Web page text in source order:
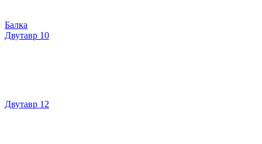
Балка
Двутавр 10
Двутавр 12